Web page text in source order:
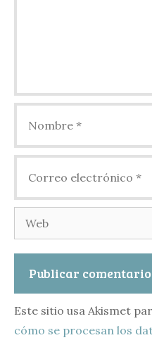
electrónico
Web
Este sitio usa Akismet
cómo se procesan los